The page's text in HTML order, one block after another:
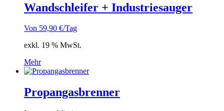
Wandschleifer + Industriesauger
Von 59,90 €/Tag
exkl. 19 % MwSt.
Mehr
Propangasbrenner